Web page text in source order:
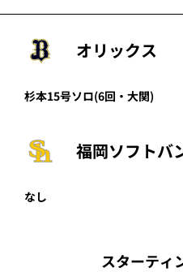
オリックス
杉本15号ソロ(6回・ 大関)
福岡ソフトバ
なし
スターティ